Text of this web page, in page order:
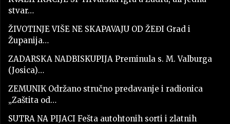
stvar…
ŽIVOTINJE VIŠE NE SKAPAVAJU OD ŽEĐI Grad i
Županija…
ZADARSKA NADBISKUPIJA Preminula s. M. Valburga
(Josica)…
ZEMUNIK Održano stručno predavanje i radionica
„Zaštita od…
SUTRA NA PIJACI Fešta autohtonih sorti i zlatnih